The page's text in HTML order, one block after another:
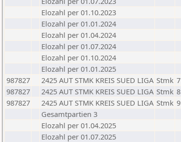
Elozahl per 01.10.2023
Elozahl per 01.01.2024
Elozahl per 01.04.2024
Elozahl per 01.07.2024
Elozahl per 01.10.2024
Elozahl per 01.01.2025
987827
2425 AUT STMK KREIS SUED LIGA Stmk 7
987827
2425 AUT STMK KREIS SUED LIGA Stmk 8
987827
2425 AUT STMK KREIS SUED LIGA Stmk 9
Gesamtpartien 3
Elozahl per 01.04.2025
Elozahl per 01.07.2025